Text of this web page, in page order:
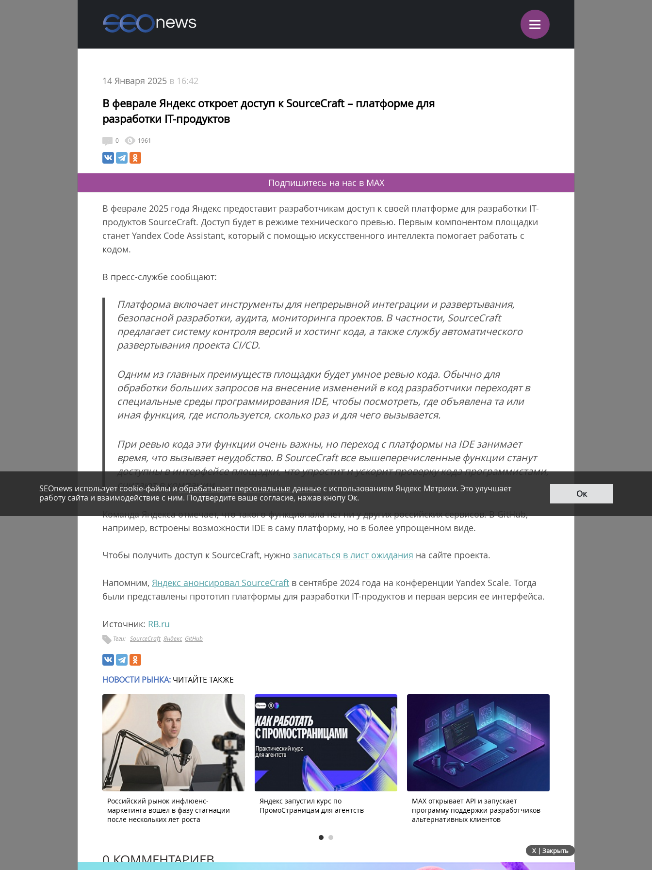
≡
14 Января 2025 в 16:42
В феврале Яндекс откроет доступ к SourceCraft – платформе для
разработки IT-продуктов
0 1961
Подпишитесь на нас в MAX
В феврале 2025 года Яндекс предоставит разработчикам доступ к своей платформе для разработки IT-
продуктов SourceCraft. Доступ будет в режиме технического превью. Первым компонентом площадки
станет Yandex Code Assistant, который с помощью искусственного интеллекта помогает работать с
кодом.
В пресс-службе сообщают:
Платформа включает инструменты для непрерывной интеграции и развертывания,
безопасной разработки, аудита, мониторинга проектов. В частности, SourceCraft
предлагает систему контроля версий и хостинг кода, а также службу автоматического
развертывания проекта CI/CD.
Одним из главных преимуществ площадки будет умное ревью кода. Обычно для
обработки больших запросов на внесение изменений в код разработчики переходят в
специальные среды программирования IDE, чтобы посмотреть, где объявлена та или
иная функция, где используется, сколько раз и для чего вызывается.
При ревью кода эти функции очень важны, но переход с платформы на IDE занимает
время, что вызывает неудобство. В SourceCraft все вышеперечисленные функции станут
доступны в интерфейсе площадки, что упростит и ускорит проверку кода программистами,
считают в компании.
Команда Яндекса отмечает, что такого функционала нет ни у других российских сервисов. В GitHub,
например, встроены возможности IDE в саму платформу, но в более упрощенном виде.
Чтобы получить доступ к SourceCraft, нужнозаписаться в лист ожидания на сайте проекта.
Напомним,Яндекс анонсировал SourceCraft в сентябре 2024 года на конференции Yandex Scale. Тогда
были представлены прототип платформы для разработки IT-продуктов и первая версия ее интерфейса.
Источник: RB.ru
Теги: SourceCraft Яндекс GitHub
SEOnews использует cookie-файлы и обрабатывает персональные данныес использованием Яндекс Метрики. Это улучшает
работу сайта и взаимодействие с ним. Подтвердите ваше согласие, нажав кнопу Ок.
Ок
НОВОСТИ РЫНКА: ЧИТАЙТЕ ТАКЖЕ
Российский рынок инфлюенс-
маркетинга вошел в фазу стагнации
после нескольких лет роста
Яндекс запустил курс по
ПромоСтраницам для агентств
MAX открывает API и запускает
программу поддержки разработчиков
альтернативных клиентов
0 КОММЕНТАРИЕВ
X | Закрыть